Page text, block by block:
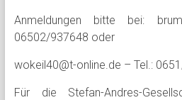
Anmeldungen bitte bei:
06502/937648 oder
wokeil40@t-online.de – Tel.:
Für die Stefan-Andres-